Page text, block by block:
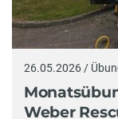
26.05.2026 /
Weber